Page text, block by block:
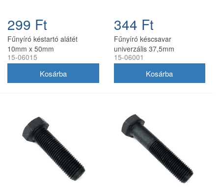
299 Ft
Fűnyíró késtartó alátét
10mm x 50mm
15-06015
344 Ft
Fűnyíró késcsavar
univerzális 37,5mm
15-06001